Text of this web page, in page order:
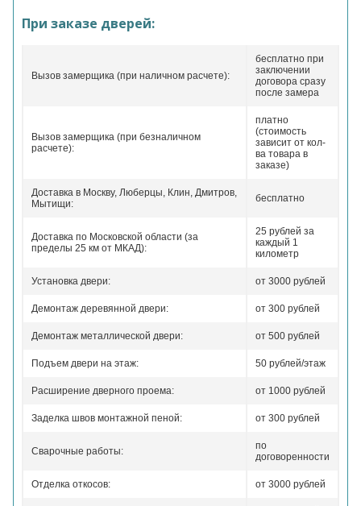
При заказе дверей:
Вызов замерщика (при наличном расчете):
бесплатно при
заключении
договора сразу
после замера
Вызов замерщика (при безналичном
расчете):
платно
(стоимость
зависит от кол-
ва товара в
заказе)
Доставка в Москву, Люберцы, Клин, Дмитров,
Мытищи:
бесплатно
Доставка по Московской области (за
пределы 25 км от МКАД):
25 рублей за
каждый 1
километр
Установка двери: от 3000 рублей
Демонтаж деревянной двери: от 300 рублей
Демонтаж металлической двери: от 500 рублей
Подъем двери на этаж: 50 рублей/этаж
Расширение дверного проема: от 1000 рублей
Заделка швов монтажной пеной: от 300 рублей
Сварочные работы:
по
договоренности
Отделка откосов: от 3000 рублей